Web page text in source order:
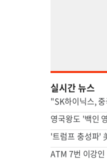
실시간 뉴스